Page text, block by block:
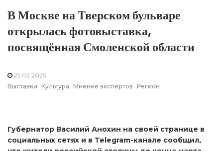
В Москве на Тверском бульваре
открылась фотовыставка,
посвящённая Смоленской области
25.02.2025
Выставки
Культура Мнение экспертов Регион
Губернатор Василий Анохин на своей странице в
социальных сетях и в Telegram-канале сообщил,